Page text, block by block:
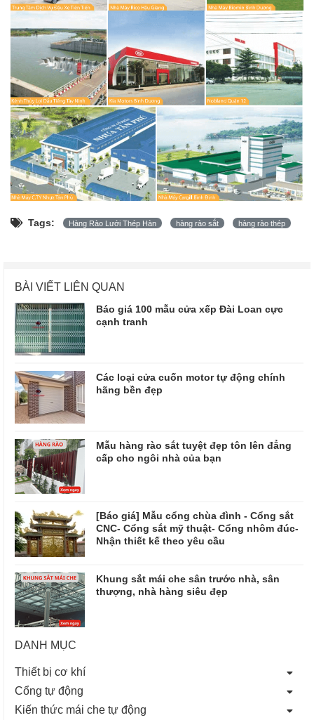
Tags: Hàng Rào Lưới Thép Hàn hàng rào sắt hàng rào thép
BÀI VIẾT LIÊN QUAN
Báo giá 100 mẫu cửa xếp Đài Loan cực
cạnh tranh
Các loại cửa cuốn motor tự động chính
hãng bền đẹp
Mẫu hàng rào sắt tuyệt đẹp tôn lên đẳng
cấp cho ngôi nhà của bạn
[Báo giá] Mẫu cổng chùa đình - Cổng sắt
CNC- Cổng sắt mỹ thuật- Cổng nhôm đúc-
Nhận thiết kế theo yêu cầu
Khung sắt mái che sân trước nhà, sân
thượng, nhà hàng siêu đẹp
DANH MỤC
Thiết bị cơ khí
Cổng tự động
Kiến thức mái che tự động